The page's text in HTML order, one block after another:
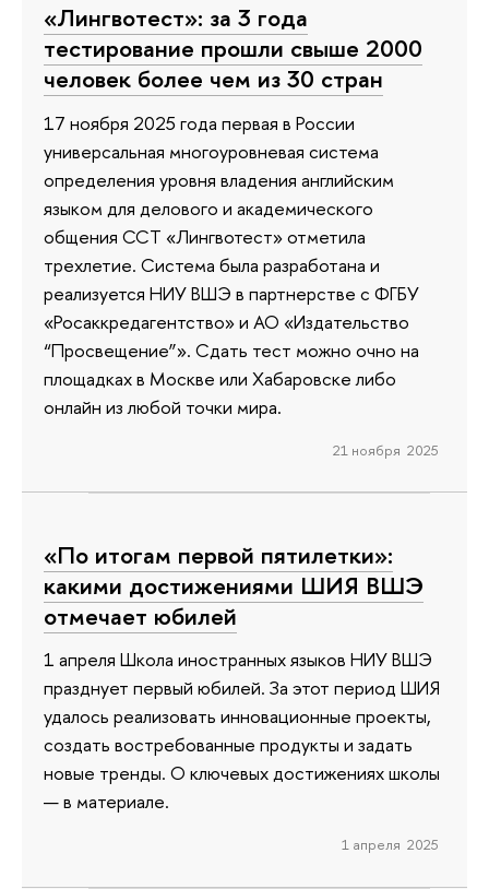
«Лингвотест»: за 3 года
тестирование прошли свыше 2000
человек более чем из 30 стран
17 ноября 2025 года первая в России
универсальная многоуровневая система
определения уровня владения английским
языком для делового и академического
общения ССТ «Лингвотест» отметила
трехлетие. Система была разработана и
реализуется НИУ ВШЭ в партнерстве с ФГБУ
«Росаккредагентство» и АО «Издательство
“Просвещение”». Сдать тест можно очно на
площадках в Москве или Хабаровске либо
онлайн из любой точки мира.
21 ноября 2025
«По итогам первой пятилетки»:
какими достижениями ШИЯ ВШЭ
отмечает юбилей
1 апреля Школа иностранных языков НИУ ВШЭ
празднует первый юбилей. За этот период ШИЯ
удалось реализовать инновационные проекты,
создать востребованные продукты и задать
новые тренды. О ключевых достижениях школы
— в материале.
1 апреля 2025